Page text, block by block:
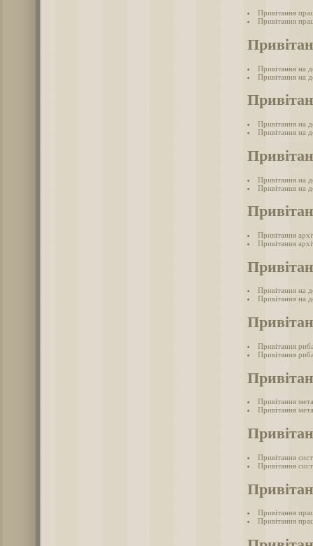
Привітання
Привітання
Привітання на
Привітання на
Привітання на
Привітання на
Привітання на
Привітання на
Привітання
Привітання
Привітання на
Привітання на
Привітання
Привітання
Привітання
Привітання
Привітання
Привітання
Привітання
Привітання